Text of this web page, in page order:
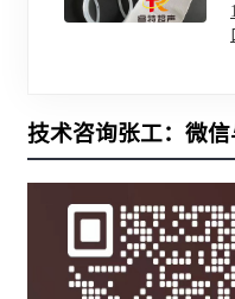
技术咨询张工：微信